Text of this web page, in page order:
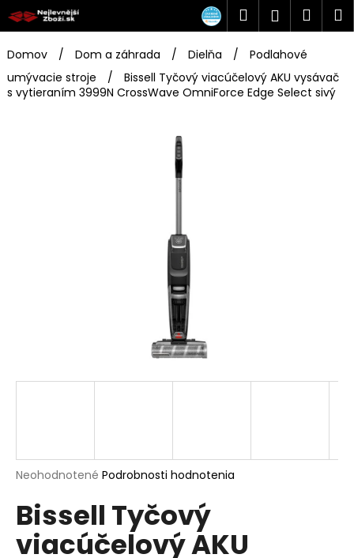
na
obsah
Hľadať
Domov / Dom a záhrada / Dielňa /
Podlahové
umývacie stroje
/
Bissell Tyčový viacúčelový AKU vysávač
s vytieraním 3999N CrossWave OmniForce Edge Select sivý
Priemerné
produktu
je
z
Neohodnotené Podrobnosti hodnotenia
Bissell Tyčový
viacúčelový AKU
K
o
š
k Č
o
á
?
HĽADAŤ